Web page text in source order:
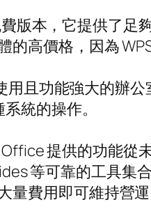
版本，它提供了
高價格，因為
用且功能強大的辦
統的操作。
提供的功能
等可靠的工具
費用即可維持營運